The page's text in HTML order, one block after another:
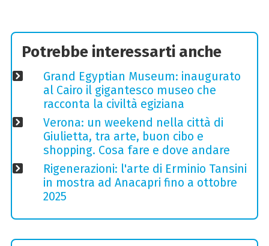
Potrebbe interessarti anche
Grand Egyptian Museum: inaugurato
al Cairo il gigantesco museo che
racconta la civiltà egiziana
Verona: un weekend nella città di
Giulietta, tra arte, buon cibo e
shopping. Cosa fare e dove andare
Rigenerazioni: l'arte di Erminio Tansini
in mostra ad Anacapri fino a ottobre
2025